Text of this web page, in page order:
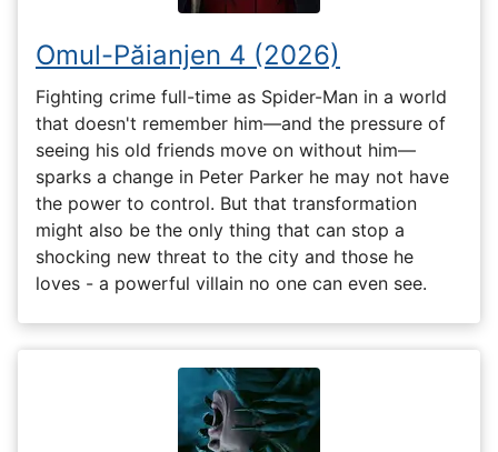
Omul-Păianjen 4 (2026)
Fighting crime full-time as Spider-Man in a world
that doesn't remember him—and the pressure of
seeing his old friends move on without him—
sparks a change in Peter Parker he may not have
the power to control. But that transformation
might also be the only thing that can stop a
shocking new threat to the city and those he
loves - a powerful villain no one can even see.